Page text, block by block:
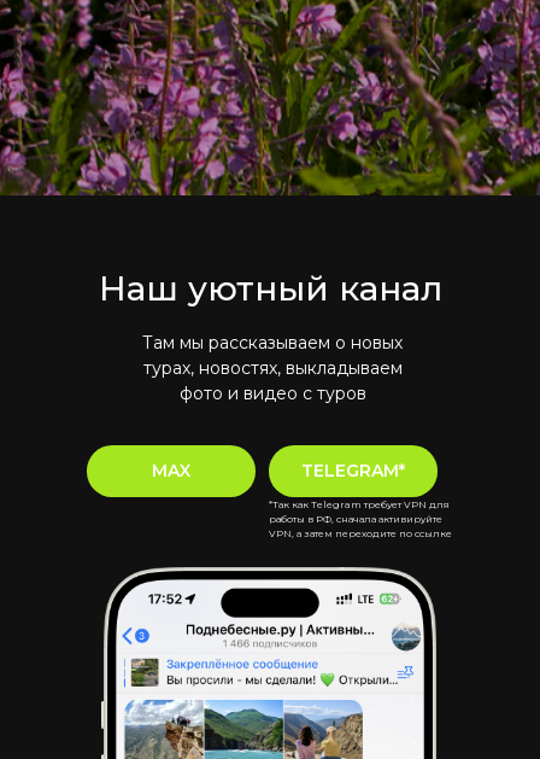
Наш уютный канал
Там мы рассказываем о новых
турах, новостях, выкладываем
фото и видео с туров
TELEGRAM*
MAX
*Так как Telegram требует VPN для
работы в РФ, сначала активируйте
VPN, а затем переходите по ссылке